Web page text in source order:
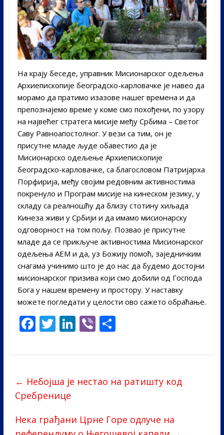
На крају беседе, управник Мисионарског одељења
Архиепископије београдско-карловачке је навео да
морамо да пратимо изазове нашег времена и да
препознајемо време у коме смо похођени, по узору
на највећег стратега мисије међу Србима – Светог
Саву Равноапостолног. У вези са тим, он је
присутне младе људе обавестио да је
Мисионарско одељење Архиепископије
београдско-карловачке, са благословом Патријарха
Порфирија, међу својим редовним активностима
покренуло и Програм мисије на кинеском језику, у
складу са реалношћу да близу стотину хиљада
Кинеза живи у Србији и да имамо мисионарску
одговорност на том пољу. Позвао је присутне
младе да се прикључе активностима Мисионарског
одељења АЕМ и да, уз Божију помоћ, заједничким
снагама учинимо што је до нас да будемо достојни
мисионарског призива који смо добили од Господа
Бога у нашем времену и простору. У наставку
можете погледати у целости ово сажето обраћање.
F
b
o
o
k
T Li
dI
Vi S
← Небојша је нестао на ратишту код
Сребренице
Нека грађани Црне Горе одлуче на